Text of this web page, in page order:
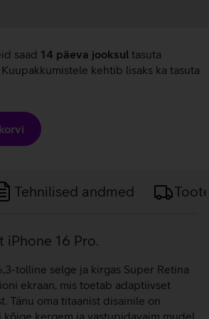
saad 14 päeva jooksul tasuta
kehtib lisaks ka tasuta
Tehnilised andmed
iPhone 16 Pro.
tolline selge ja kirgas Super Retina
ekraan, mis toetab adaptiivset
Tänu oma titaanist disainile on
kõige kergem ja vastupidavaim mudel.